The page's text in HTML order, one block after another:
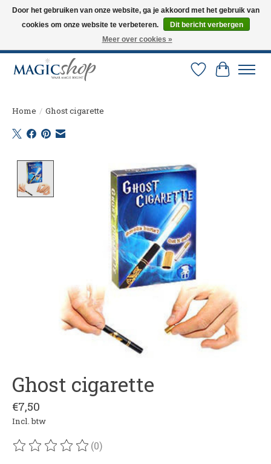
Altijd de nieuwste trucs op voorraad. Snelle verzending via PostNL en DHL.
Langskomen in onze winkel? Bel of mail om een afspraak te maken. 0251-
Verlanglijst
Home / Ghost cigarette
Product image slideshow Items
Ghost cigarette
€7,50
Incl. btw
De beoordeling van dit product is
(0)
Door het gebruiken van onze website, ga je akkoord met het gebruik van
cookies om onze website te verbeteren.
Dit bericht verbergen
Meer over cookies »